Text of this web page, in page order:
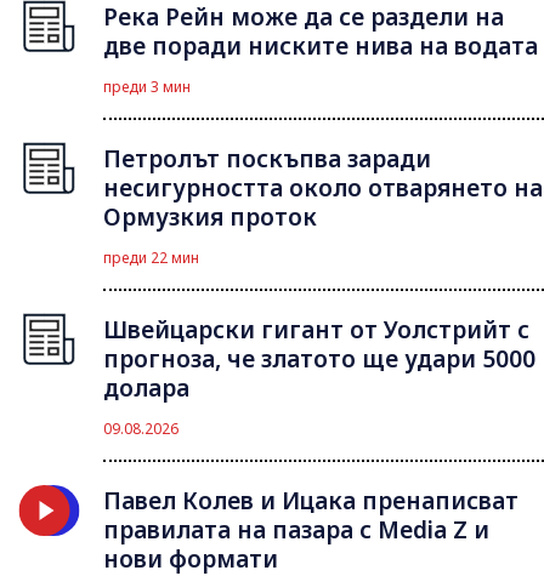
Река Рейн може да се раздели на
две поради ниските нива на водата
преди 3 мин
Петролът поскъпва заради
несигурността около отварянето на
Ормузкия проток
преди 22 мин
Швейцарски гигант от Уолстрийт с
прогноза, че златото ще удари 5000
долара
09.08.2026
Павел Колев и Ицака пренаписват
правилата на пазара с Media Z и
нови формати